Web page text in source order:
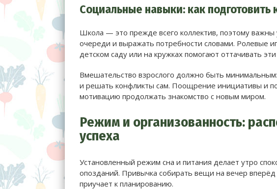
Социальные навыки: как
Школа — это прежде всего коллектив, поэтому
очереди и выражать потребности словами. Ролевые
детском саду или на кружках помогают оттачивать
Вмешательство взрослого должно быть
и решать конфликты сам. Поощрение инициативы и
мотивацию продолжать знакомство с новым миром.
Режим и организованность:
успеха
Установленный режим сна и питания делает утро
опозданий. Привычка собирать вещи на вечер
приучает к планированию.